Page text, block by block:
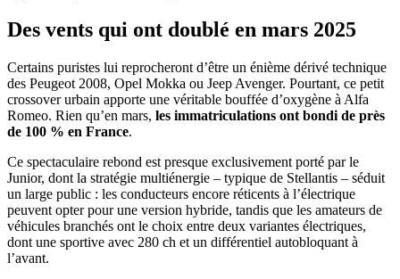
Des vents qui ont doublé en mars 2025
Certains puristes lui reprocheront d’être un énième dérivé technique
des Peugeot 2008, Opel Mokka ou Jeep Avenger. Pourtant, ce petit
crossover urbain apporte une véritable bouffée d’oxygène à Alfa
Romeo. Rien qu’en mars, les immatriculations ont bondi de près
de 100 % en France.
Ce spectaculaire rebond est presque exclusivement porté par le
Junior, dont la stratégie multiénergie – typique de Stellantis – séduit
un large public : les conducteurs encore réticents à l’électrique
peuvent opter pour une version hybride, tandis que les amateurs de
véhicules branchés ont le choix entre deux variantes électriques,
dont une sportive avec 280 ch et un différentiel autobloquant à
l’avant.